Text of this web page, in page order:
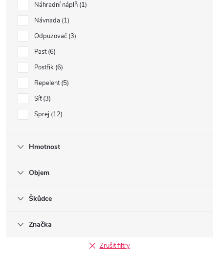
Náhradní náplň 1
Návnada 1
Odpuzovač 3
Past 6
Postřik 6
Repelent 5
Síť 3
Sprej 12
Hmotnost
Objem
Škůdce
Značka
Zrušit filtry